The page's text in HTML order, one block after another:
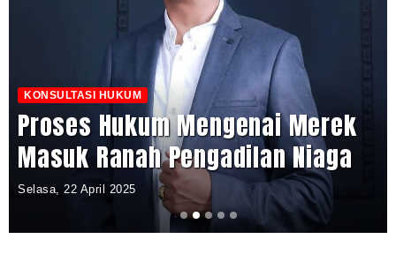
KONSULTASI HUKUM
Proses Hukum Mengenai Merek
Masuk Ranah Pengadilan Niaga
Selasa, 22 April 2025